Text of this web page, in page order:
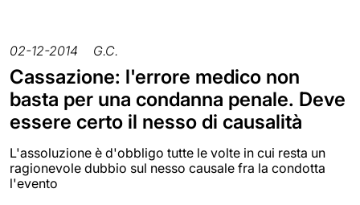
02-12-2014 G.C.
Cassazione: l'errore medico non
basta per una condanna penale. Deve
essere certo il nesso di causalità
L'assoluzione è d'obbligo tutte le volte in cui resta un
ragionevole dubbio sul nesso causale fra la condotta
l'evento